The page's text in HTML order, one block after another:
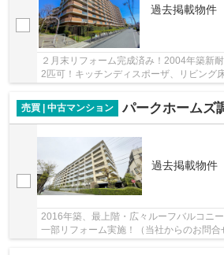
過去掲載物件
２月末リフォーム完成済み！2004年築新
2匹可！キッチンディスポーザ、リビング
売買 | 中古マンション パークホームズ
過去掲載物件
2016年築、最上階・広々ルーフバルコニ
一部リフォーム実施！（当社からのお問合